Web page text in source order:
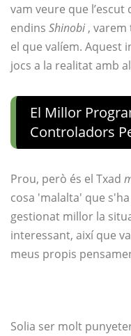
vam veure que
endins Shinobi ,
el que valíem. Aquest
jocs a la realitat amb
El Millor
Controladors
Prou, però és el Txad
cosa 'malalta' que
gestionat millor la
interessant, així que
meus propis
Solia ser molt